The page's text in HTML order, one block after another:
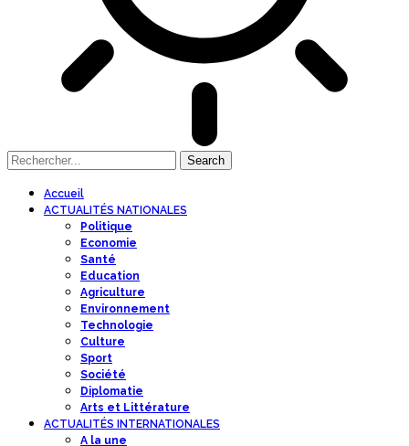
Accueil
ACTUALITÉS NATIONALES
Politique
Economie
Santé
Education
Agriculture
Environnement
Technologie
Culture
Sport
Société
Diplomatie
Arts et Littérature
ACTUALITÉS INTERNATIONALES
A la une